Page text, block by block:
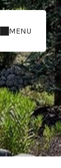
MENU